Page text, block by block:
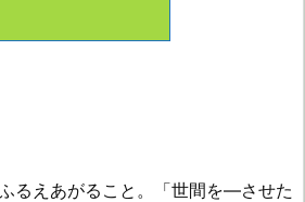
るえあがること。「世間を―させた